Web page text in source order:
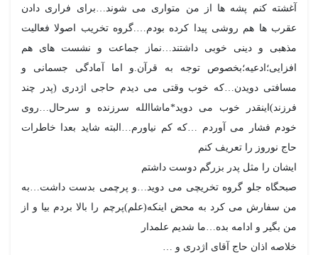
آغشته کنم پشه ها از من متواری می شوند…برای فراری دادن
عقرب ها هم روشی پیدا کرده بودم….گروه تخریب اصولا فعالیت
مذهبی و دینی خوبی داشتند…نماز جماعت و نشست های هم
افزایی؛ادعیه؛بخصوص توجه به قرآن.و اما آمادگی جسمانی و
مسافتی دویدن…که خوب وقتی می دیدم حاجی اژدری (پدر چند
فرزند)اینقدر خوب می دوید*ماشاالله سرزنده و سرحال…روی
خودم فشار می آوردم …که کم نیاورم…البته شاید بعدا خاطرات
حاج نوروز را تعریف کنم
ایشان را مثل پدر بزرگم دوست داشتم
صبحگاه جلو گروه تخریچی می دوید…و پرچمی بدست داشت…به
من سفارش می کرد به محض اینکه(علم)پرچم را بالا بردم بیا و از
من بگیر و ادامه بده…ما شدیم علمدار
خلاصه اذان حاج آقای اژدری و …